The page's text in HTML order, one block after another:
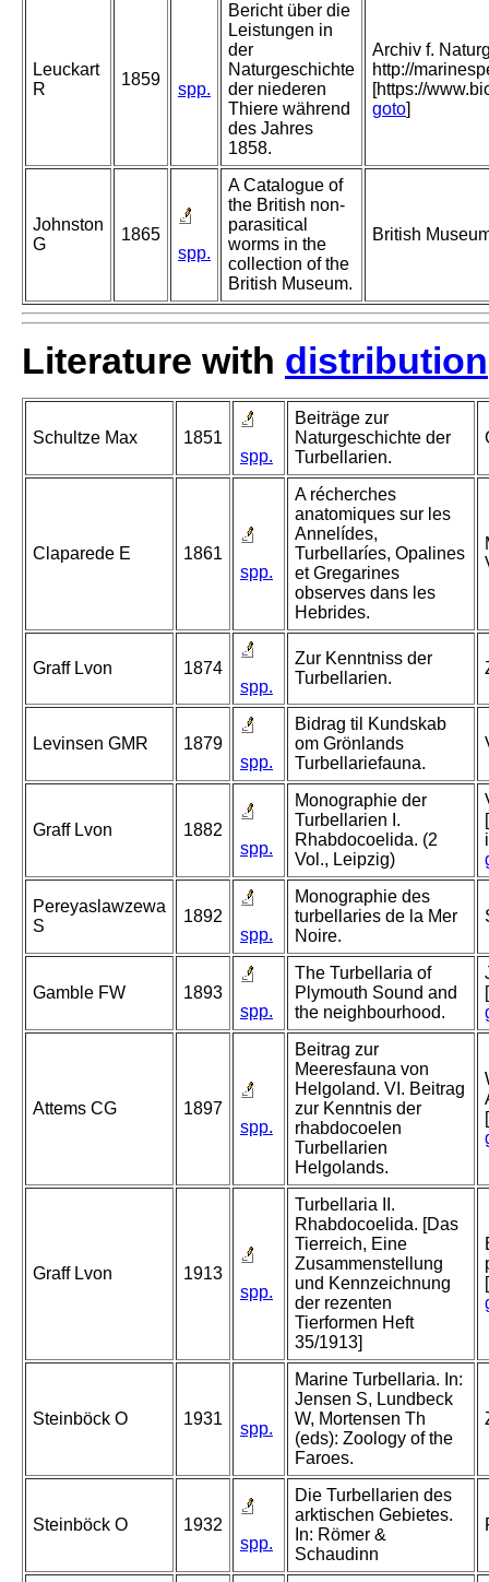
Leuckart
R
1859
spp.
Bericht über die
Leistungen in
der
Naturgeschichte
der niederen
Thiere während
des Jahres
1858.
Archiv f.
http://
[https://
goto]
Johnston
G
1865
spp.
A Catalogue of
the British non-
parasitical
worms in the
collection of the
British Museum.
British
Literature with distribution
Schultze Max
1851
spp.
Beiträge zur
Naturgeschichte der
Turbellarien.
Claparede E
1861
spp.
A récherches
anatomiques sur les
Annelídes,
Turbellaríes, Opalines
et Gregarines
observes dans les
Hebrides.
Graff Lvon
1874
spp.
Zur Kenntniss der
Turbellarien.
Levinsen GMR
1879
spp.
Bidrag til Kundskab
om Grönlands
Turbellariefauna.
Graff Lvon
1882
spp.
Monographie der
Turbellarien I.
Rhabdocoelida. (2
Vol., Leipzig)
Pereyaslawzewa
S
1892
spp.
Monographie des
turbellaries de la Mer
Noire.
Gamble FW
1893
spp.
The Turbellaria of
Plymouth Sound and
the neighbourhood.
Attems CG
1897
spp.
Beitrag zur
Meeresfauna von
Helgoland. VI. Beitrag
zur Kenntnis der
rhabdocoelen
Turbellarien
Helgolands.
Graff Lvon
1913
spp.
Turbellaria II.
Rhabdocoelida. [Das
Tierreich, Eine
Zusammenstellung
und Kennzeichnung
der rezenten
Tierformen Heft
35/1913]
Steinböck O 1931
spp.
Marine Turbellaria. In:
Jensen S, Lundbeck
W, Mortensen Th
(eds): Zoology of the
Faroes.
Steinböck O
1932
spp.
Die Turbellarien des
arktischen Gebietes.
In: Römer &
Schaudinn